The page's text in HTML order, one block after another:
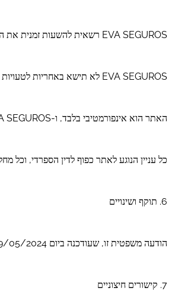
EVA SEGUROS רשאית להשעות זמנית את הגישה לאתר לצורכי תחזוקה, תיקון או עדכון.
EVA SEGUROS לא תישא באחריות לטעויות בתכנים, למידע שסופק על ידי משתמשים, לנוכחות וירוסים, לנזקים שנגרמו כתוצאה מפריצות אבטחה או לשימוש שעושים המשתמשים בתכני האתר.
האתר הוא אינפורמטיבי בלבד, ו-EVA SEGUROS אינה אחראית לציפיות שיווצרו אצל המשתמש.
כל עניין הנוגע לאתר כפוף לדין הספרדי, וכל
6. תוקף ושינויים
הודעה משפטית זו, שעודכנה ביום 29/05/2024, תקפה ללא הגבלת זמן. אנו רשאים לשנותה בכל עת, ומומלץ לבדוק את תאריך העדכון בעת כל גישה לאתר.
7. קישורים חיצוניים